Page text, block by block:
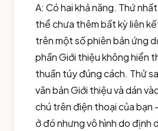
A: Có hai khả năng. Thứ
thể chưa thêm bất kỳ liên
trên một số phiên bản ứng
phần Giới thiệu không hiển
thuần túy đúng cách. Thử
văn bản Giới thiệu và dán
chú trên điện thoại của bạn
ở đó nhưng vô hình do định